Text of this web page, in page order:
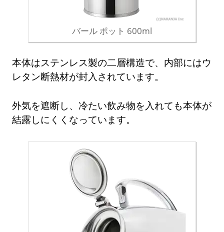
バール ポット 600ml
本体はステンレス製の二層構造で、内部にはウ
レタン断熱材が封入されています。
外気を遮断し、冷たい飲み物を入れても本体が
結露しにくくなっています。